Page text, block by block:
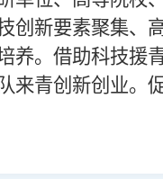
创新要素聚集、
养。借助科技援
来青创新创业。